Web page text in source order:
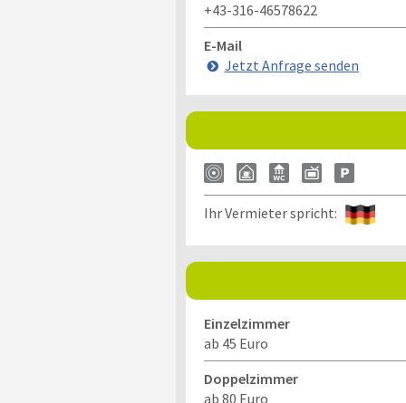
+43-316-46578622
E-Mail
Jetzt Anfrage senden
Ihr Vermieter spricht:
Einzelzimmer
ab 45 Euro
Doppelzimmer
ab 80 Euro